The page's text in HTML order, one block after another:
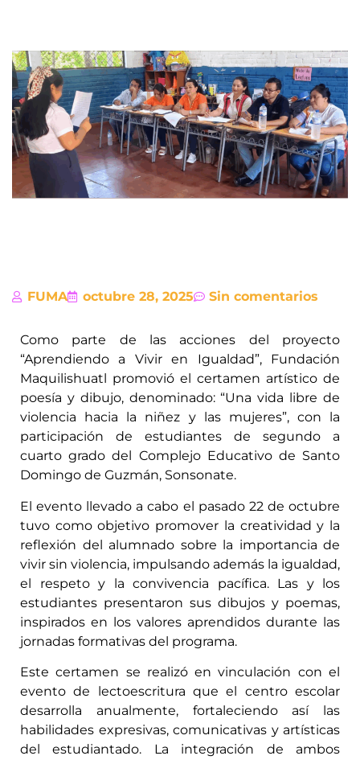
FUMA octubre 28, 2025 Sin comentarios
Como parte de las acciones del proyecto
“Aprendiendo a Vivir en Igualdad”, Fundación
Maquilishuatl promovió el certamen artístico de
poesía y dibujo, denominado: “Una vida libre de
violencia hacia la niñez y las mujeres”, con la
participación de estudiantes de segundo a
cuarto grado del Complejo Educativo de Santo
Domingo de Guzmán, Sonsonate.
El evento llevado a cabo el pasado 22 de octubre
tuvo como objetivo promover la creatividad y la
reflexión del alumnado sobre la importancia de
vivir sin violencia, impulsando además la igualdad,
el respeto y la convivencia pacífica. Las y los
estudiantes presentaron sus dibujos y poemas,
inspirados en los valores aprendidos durante las
jornadas formativas del programa.
Este certamen se realizó en vinculación con el
evento de lectoescritura que el centro escolar
desarrolla anualmente, fortaleciendo así las
habilidades expresivas, comunicativas y artísticas
del estudiantado. La integración de ambos